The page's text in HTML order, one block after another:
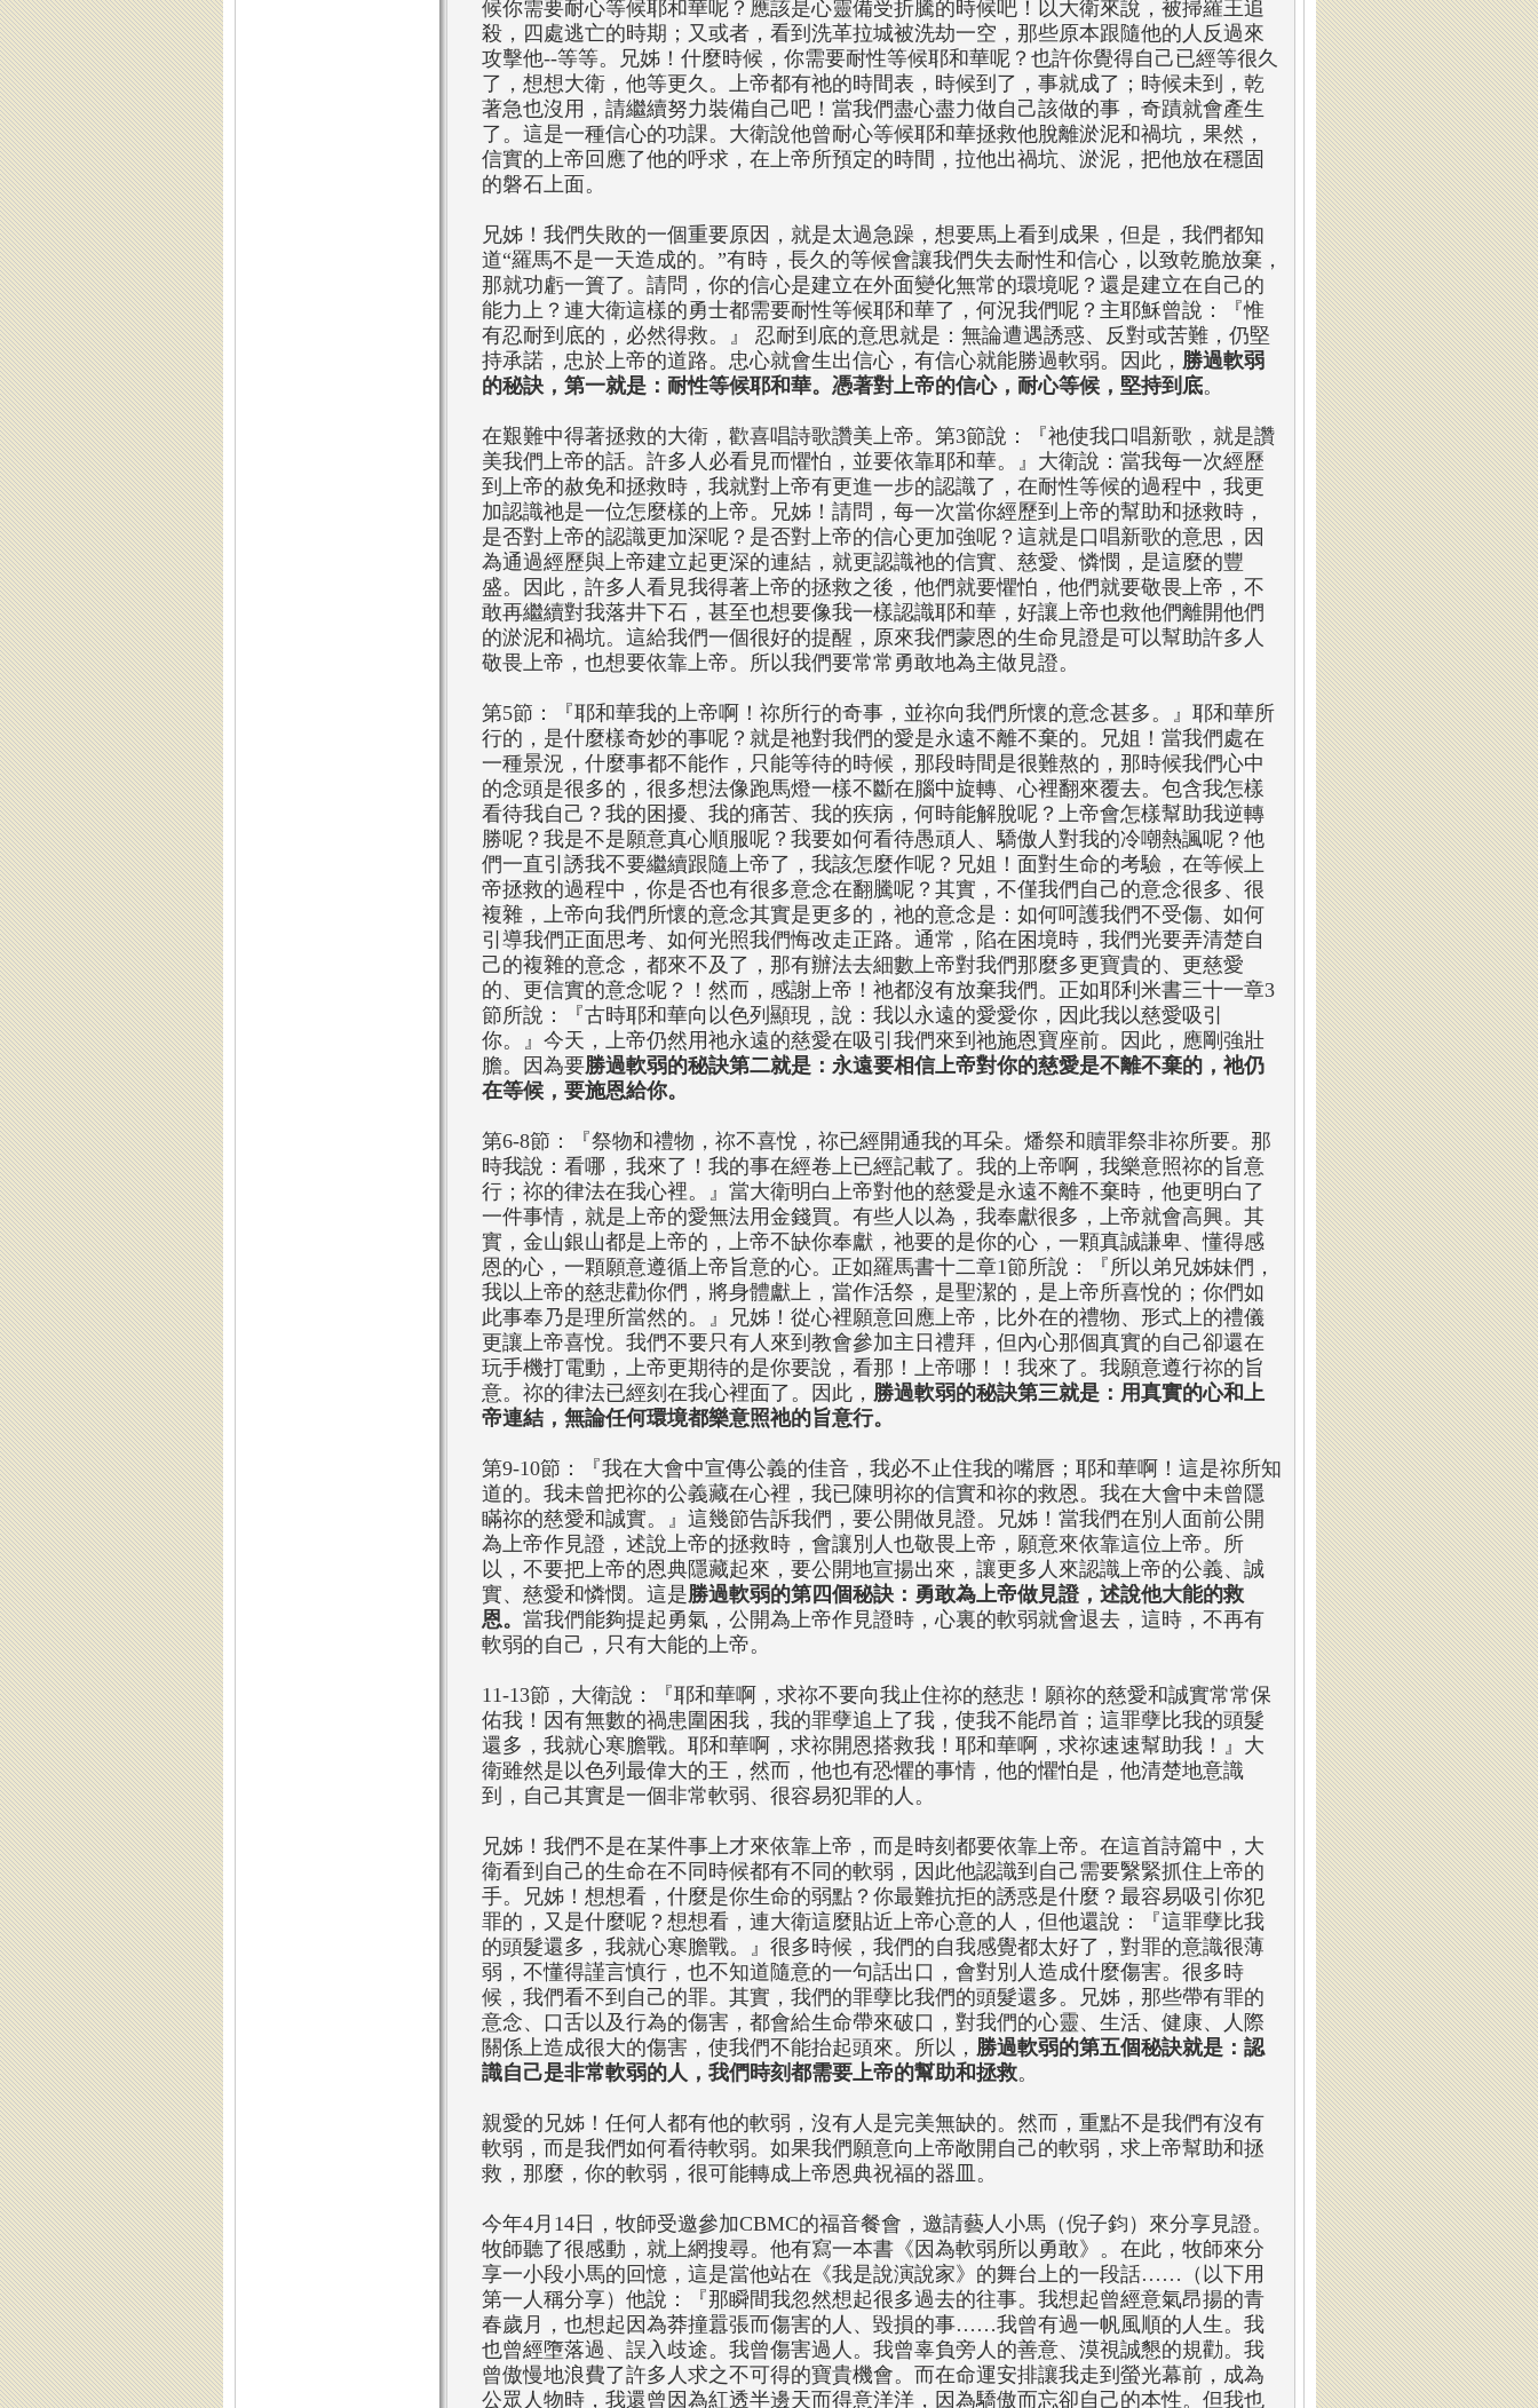
候你需要耐心等候耶和華呢？應該是心靈備受折騰的時候吧！以大衛來說，被掃羅王追
殺，四處逃亡的時期；又或者，看到洗革拉城被洗劫一空，那些原本跟隨他的人反過來
攻擊他--等等。兄姊！什麼時候，你需要耐性等候耶和華呢？也許你覺得自己已經等很久
了，想想大衛，他等更久。上帝都有祂的時間表，時候到了，事就成了；時候未到，乾
著急也沒用，請繼續努力裝備自己吧！當我們盡心盡力做自己該做的事，奇蹟就會產生
了。這是一種信心的功課。大衛說他曾耐心等候耶和華拯救他脫離淤泥和禍坑，果然，
信實的上帝回應了他的呼求，在上帝所預定的時間，拉他出禍坑、淤泥，把他放在穩固
的磐石上面。
兄姊！我們失敗的一個重要原因，就是太過急躁，想要馬上看到成果，但是，我們都知
道“羅馬不是一天造成的。”有時，長久的等候會讓我們失去耐性和信心，以致乾脆放棄，
那就功虧一簣了。請問，你的信心是建立在外面變化無常的環境呢？還是建立在自己的
能力上？連大衛這樣的勇士都需要耐性等候耶和華了，何況我們呢？主耶穌曾說：『惟
有忍耐到底的，必然得救。』 忍耐到底的意思就是：無論遭遇誘惑、反對或苦難，仍堅
持承諾，忠於上帝的道路。忠心就會生出信心，有信心就能勝過軟弱。因此， 勝過軟弱
的秘訣，第一就是：耐性等候耶和華。憑著對上帝的信心，耐心等候，堅持到底。
在艱難中得著拯救的大衛，歡喜唱詩歌讚美上帝。第3節說：『祂使我口唱新歌，就是讚
美我們上帝的話。許多人必看見而懼怕，並要依靠耶和華。』大衛說：當我每一次經歷
到上帝的赦免和拯救時，我就對上帝有更進一步的認識了，在耐性等候的過程中，我更
加認識祂是一位怎麼樣的上帝。兄姊！請問，每一次當你經歷到上帝的幫助和拯救時，
是否對上帝的認識更加深呢？是否對上帝的信心更加強呢？這就是口唱新歌的意思，因
為通過經歷與上帝建立起更深的連結，就更認識祂的信實、慈愛、憐憫，是這麼的豐
盛。因此，許多人看見我得著上帝的拯救之後，他們就要懼怕，他們就要敬畏上帝，不
敢再繼續對我落井下石，甚至也想要像我一樣認識耶和華，好讓上帝也救他們離開他們
的淤泥和禍坑。這給我們一個很好的提醒，原來我們蒙恩的生命見證是可以幫助許多人
敬畏上帝，也想要依靠上帝。所以我們要常常勇敢地為主做見證。
第5節：『耶和華我的上帝啊！祢所行的奇事，並祢向我們所懷的意念甚多。』耶和華所
行的，是什麼樣奇妙的事呢？就是祂對我們的愛是永遠不離不棄的。兄姐！當我們處在
一種景況，什麼事都不能作，只能等待的時候，那段時間是很難熬的，那時候我們心中
的念頭是很多的，很多想法像跑馬燈一樣不斷在腦中旋轉、心裡翻來覆去。包含我怎樣
看待我自己？我的困擾、我的痛苦、我的疾病，何時能解脫呢？上帝會怎樣幫助我逆轉
勝呢？我是不是願意真心順服呢？我要如何看待愚頑人、驕傲人對我的冷嘲熱諷呢？他
們一直引誘我不要繼續跟隨上帝了，我該怎麼作呢？兄姐！面對生命的考驗，在等候上
帝拯救的過程中，你是否也有很多意念在翻騰呢？其實，不僅我們自己的意念很多、很
複雜，上帝向我們所懷的意念其實是更多的，祂的意念是：如何呵護我們不受傷、如何
引導我們正面思考、如何光照我們悔改走正路。通常，陷在困境時，我們光要弄清楚自
己的複雜的意念，都來不及了，那有辦法去細數上帝對我們那麼多更寶貴的、更慈愛
的、更信實的意念呢？！然而，感謝上帝！祂都沒有放棄我們。正如耶利米書三十一章3
節所說：『古時耶和華向以色列顯現，說：我以永遠的愛愛你，因此我以慈愛吸引
你。』今天，上帝仍然用祂永遠的慈愛在吸引我們來到祂施恩寶座前。因此，應剛強壯
膽。因為要勝過軟弱的秘訣第二就是：永遠要相信上帝對你的慈愛是不離不棄的，祂仍
在等候，要施恩給你。
第6-8節：『祭物和禮物，祢不喜悅，祢已經開通我的耳朵。燔祭和贖罪祭非祢所要。那
時我說：看哪，我來了！我的事在經卷上已經記載了。我的上帝啊，我樂意照祢的旨意
行；祢的律法在我心裡。』當大衛明白上帝對他的慈愛是永遠不離不棄時，他更明白了
一件事情，就是上帝的愛無法用金錢買。有些人以為，我奉獻很多，上帝就會高興。其
實，金山銀山都是上帝的，上帝不缺你奉獻，祂要的是你的心，一顆真誠謙卑、懂得感
恩的心，一顆願意遵循上帝旨意的心。正如羅馬書十二章1節所說：『所以弟兄姊妹們，
我以上帝的慈悲勸你們，將身體獻上，當作活祭，是聖潔的，是上帝所喜悅的；你們如
此事奉乃是理所當然的。』兄姊！從心裡願意回應上帝，比外在的禮物、形式上的禮儀
更讓上帝喜悅。我們不要只有人來到教會參加主日禮拜，但內心那個真實的自己卻還在
玩手機打電動，上帝更期待的是你要說，看那！上帝哪！！我來了。我願意遵行祢的旨
意。祢的律法已經刻在我心裡面了。因此， 勝過軟弱的秘訣第三就是：用真實的心和上
帝連結，無論任何環境都樂意照祂的旨意行。
第9-10節：『我在大會中宣傳公義的佳音，我必不止住我的嘴唇；耶和華啊！這是祢所知
道的。我未曾把祢的公義藏在心裡，我已陳明祢的信實和祢的救恩。我在大會中未曾隱
瞞祢的慈愛和誠實。』這幾節告訴我們，要公開做見證。兄姊！當我們在別人面前公開
為上帝作見證，述說上帝的拯救時，會讓別人也敬畏上帝，願意來依靠這位上帝。所
以，不要把上帝的恩典隱藏起來，要公開地宣揚出來，讓更多人來認識上帝的公義、誠
實、慈愛和憐憫。這是勝過軟弱的第四個秘訣：勇敢為上帝做見證，述說他大能的救
恩。 當我們能夠提起勇氣，公開為上帝作見證時，心裏的軟弱就會退去，這時，不再有
軟弱的自己，只有大能的上帝。
11-13節，大衛說：『耶和華啊，求祢不要向我止住祢的慈悲！願祢的慈愛和誠實常常保
佑我！因有無數的禍患圍困我，我的罪孽追上了我，使我不能昂首；這罪孽比我的頭髮
還多，我就心寒膽戰。耶和華啊，求祢開恩搭救我！耶和華啊，求祢速速幫助我！』大
衛雖然是以色列最偉大的王，然而，他也有恐懼的事情，他的懼怕是，他清楚地意識
到，自己其實是一個非常軟弱、很容易犯罪的人。
兄姊！我們不是在某件事上才來依靠上帝，而是時刻都要依靠上帝。在這首詩篇中，大
衛看到自己的生命在不同時候都有不同的軟弱，因此他認識到自己需要繄緊抓住上帝的
手。兄姊！想想看，什麼是你生命的弱點？你最難抗拒的誘惑是什麼？最容易吸引你犯
罪的，又是什麼呢？想想看，連大衛這麼貼近上帝心意的人，但他還說：『這罪孽比我
的頭髮還多，我就心寒膽戰。』很多時候，我們的自我感覺都太好了，對罪的意識很薄
弱，不懂得謹言慎行，也不知道隨意的一句話出口，會對別人造成什麼傷害。很多時
候，我們看不到自己的罪。其實，我們的罪孽比我們的頭髮還多。兄姊，那些帶有罪的
意念、口舌以及行為的傷害，都會給生命帶來破口，對我們的心靈、生活、健康、人際
關係上造成很大的傷害，使我們不能抬起頭來。所以， 勝過軟弱的第五個秘訣就是：認
識自己是非常軟弱的人，我們時刻都需要上帝的幫助和拯救。
親愛的兄姊！任何人都有他的軟弱，沒有人是完美無缺的。然而，重點不是我們有沒有
軟弱，而是我們如何看待軟弱。如果我們願意向上帝敞開自己的軟弱，求上帝幫助和拯
救，那麼，你的軟弱，很可能轉成上帝恩典祝福的器皿。
今年4月14日，牧師受邀參加CBMC的福音餐會，邀請藝人小馬（倪子鈞）來分享見證。
牧師聽了很感動，就上網搜尋。他有寫一本書《因為軟弱所以勇敢》。在此，牧師來分
享一小段小馬的回憶，這是當他站在《我是說演說家》的舞台上的一段話……（以下用
第一人稱分享）他說：『那瞬間我忽然想起很多過去的往事。我想起曾經意氣昂揚的青
春歲月，也想起因為莽撞囂張而傷害的人、毀損的事……我曾有過一帆風順的人生。我
也曾經墮落過、誤入歧途。我曾傷害過人。我曾辜負旁人的善意、漠視誠懇的規勸。我
曾傲慢地浪費了許多人求之不可得的寶貴機會。而在命運安排讓我走到螢光幕前，成為
公眾人物時，我還曾因為紅透半邊天而得意洋洋，因為驕傲而忘卻自己的本性。但我也